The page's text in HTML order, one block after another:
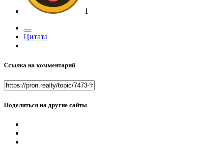
1
Цитата
Ссылка на комментарий
Поделиться на другие сайты